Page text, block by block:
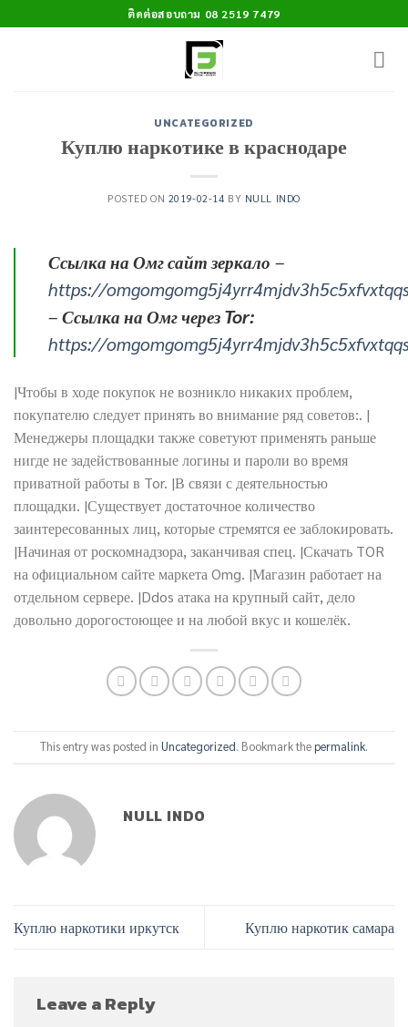
to
ติดต่อสอบถาม 08 2519 7479
UNCATEGORIZED
Куплю наркотике в краснодаре
POSTED ON 2019-02-14 BY NULL INDO
Ссылка на Омг сайт зеркало –
https://
– Ссылка на Омг через Tor:
https://
|Чтобы в ходе покупок не возникло никаких проблем,
покупателю следует принять во внимание ряд советов:. |
Менеджеры площадки также советуют применять раньше
нигде не задействованные логины и пароли во время
приватной работы в Tor. |В связи с деятельностью
площадки. |Существует достаточное количество
заинтересованных лиц, которые стремятся ее заблокировать.
|Начиная от роскомнадзора, заканчивая спец. |Скачать TOR
на официальном сайте маркета Omg. |Магазин работает на
отдельном сервере. |Ddos атака на крупный сайт, дело
довольно дорогостоющее и на любой вкус и кошелёк.
This entry was posted in Uncategorized. Bookmark thepermalink.
NULL INDO
Куплю наркотики иркутск Куплю наркотик самара
Leave a Reply